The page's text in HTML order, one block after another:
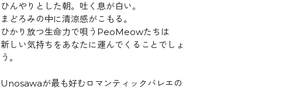
ひんやりとした朝。吐く息が白い。
まどろみの中に清涼感がこもる。
ひかり放つ生命力で唄うPeoMeowたちは
新しい気持ちをあなたに運んでくることでしょ
う。
Unosawaが最も好むロマンティックバレエの